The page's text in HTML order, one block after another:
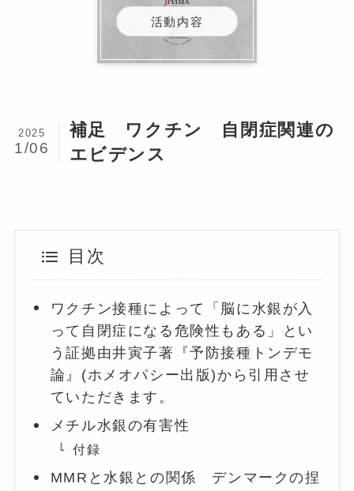
活動内容
補足 ワクチン 自閉症関連の
エビデンス
2025
1/06
目次
ワクチン接種によって「脳に水銀が入
って自閉症になる危険性もある」とい
う証拠由井寅子著『予防接種トンデモ
論』(ホメオパシー出版)から引用させ
ていただきます。
メチル水銀の有害性
付録
MMRと水銀との関係 デンマークの捏